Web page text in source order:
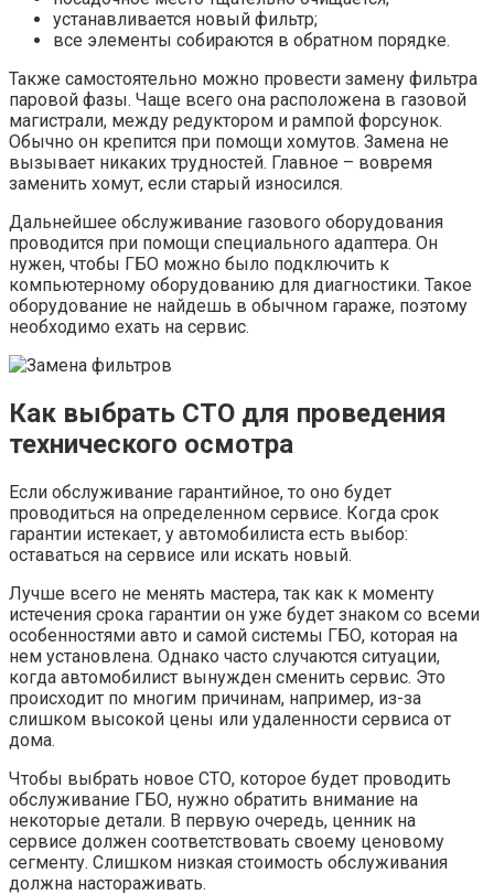
устанавливается новый фильтр;
все элементы собираются в обратном порядке.
Также самостоятельно можно провести замену фильтра
паровой фазы. Чаще всего она расположена в газовой
магистрали, между редуктором и рампой форсунок.
Обычно он крепится при помощи хомутов. Замена не
вызывает никаких трудностей. Главное – вовремя
заменить хомут, если старый износился.
Дальнейшее обслуживание газового оборудования
проводится при помощи специального адаптера. Он
нужен, чтобы ГБО можно было подключить к
компьютерному оборудованию для диагностики. Такое
оборудование не найдешь в обычном гараже, поэтому
необходимо ехать на сервис.
Как выбрать СТО для проведения
технического осмотра
Если обслуживание гарантийное, то оно будет
проводиться на определенном сервисе. Когда срок
гарантии истекает, у автомобилиста есть выбор:
оставаться на сервисе или искать новый.
Лучше всего не менять мастера, так как к моменту
истечения срока гарантии он уже будет знаком со всеми
особенностями авто и самой системы ГБО, которая на
нем установлена. Однако часто случаются ситуации,
когда автомобилист вынужден сменить сервис. Это
происходит по многим причинам, например, из-за
слишком высокой цены или удаленности сервиса от
дома.
Чтобы выбрать новое СТО, которое будет проводить
обслуживание ГБО, нужно обратить внимание на
некоторые детали. В первую очередь, ценник на
сервисе должен соответствовать своему ценовому
сегменту. Слишком низкая стоимость обслуживания
должна настораживать.